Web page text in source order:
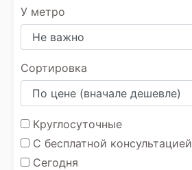
У метро
Сортировка
Круглосуточные
С бесплатной консультацией
Сегодня